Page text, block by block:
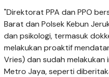
"Direktorat PPA dan PPO
Barat dan Polsek Kebun
dan psikologi, termasuk
melakukan proaktif
Vries) dan sudah melakukan
Metro Jaya, seperti